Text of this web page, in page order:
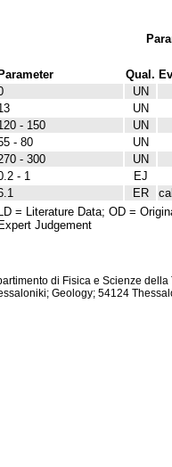
Qual.
UN
UN
- 150
UN
- 80
UN
- 300
UN
- 1
EJ
ER
= Literature Data; OD =
Judgement
di Fisica e Scienze
Geology; 54124